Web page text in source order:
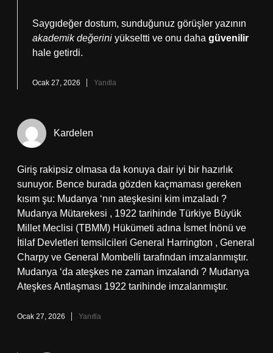
Saygıdeğer dostum, sunduğunuz görüşler yazının
akademik değerini yükseltti ve onu daha güvenilir
hale getirdi.
Ocak 27, 2026 Yanıtla
Kardelen
Giriş rakipsiz olmasa da konuya dair iyi bir hazırlık
sunuyor. Bence burada gözden kaçmaması gereken
kısım şu: Mudanya ‘nın ateşkesini kim imzaladı ?
Mudanya Mütarekesi , 1922 tarihinde Türkiye Büyük
Millet Meclisi (TBMM) Hükümeti adına İsmet İnönü ve
İtilaf Devletleri temsilcileri General Harrington , General
Charpy ve General Mombelli tarafından imzalanmıştır.
Mudanya ‘da ateşkes ne zaman imzalandı ? Mudanya
Ateşkes Antlaşması 1922 tarihinde imzalanmıştır.
Ocak 27, 2026 Yanıtla